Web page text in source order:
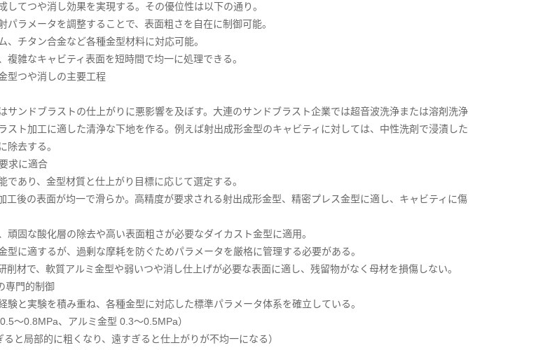
てつや消し効果を実現する。その優位性は以下の通り。
ラメータを調整することで、表面粗さを自在に制御可能。
チタン合金など各種金型材料に対応可能。
雑なキャビティ表面を短時間で均一に処理できる。
型つや消しの主要工程
サンドブラストの仕上がりに悪影響を及ぼす。大連のサンドブラスト企業では超音波洗浄または溶剤洗浄
スト加工に適した清浄な下地を作る。例えば射出成形金型のキャビティに対しては、中性洗剤で浸漬した
除去する。
求に適合
あり、金型材質と仕上がり目標に応じて選定する。
工後の表面が均一で滑らか。高精度が要求される射出成形金型、精密プレス金型に適し、キャビティに傷
頑固な酸化層の除去や高い表面粗さが必要なダイカスト金型に適用。
型に適するが、過剰な摩耗を防ぐためパラメータを厳格に管理する必要がある。
削材で、軟質アルミ金型や弱いつや消し仕上げが必要な表面に適し、残留物がなく母材を損傷しない。
専門的制御
験と実験を積み重ね、各種金型に対応した標準パラメータ体系を確立している。
～0.8MPa、アルミ金型 0.3～0.5MPa）
と局部的に粗くなり、遠すぎると仕上がりが不均一になる）